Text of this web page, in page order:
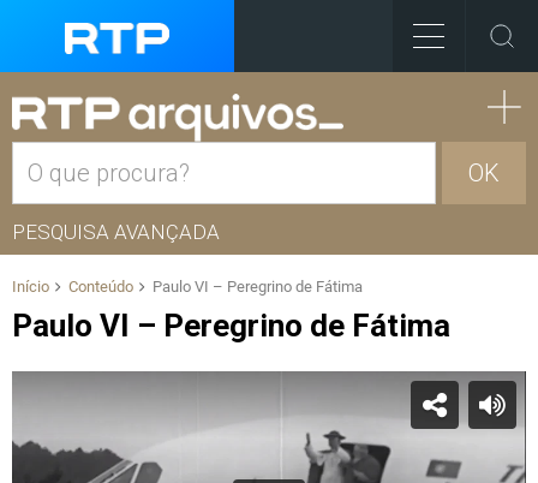
OK
PESQUISA AVANÇADA
Início Conteúdo Paulo VI – Peregrino de Fátima
Paulo VI – Peregrino de Fátima